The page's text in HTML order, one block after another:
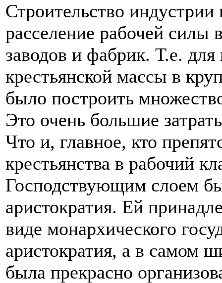
Строительство индустрии
расселение рабочей силы
заводов и фабрик. Т.е.
крестьянской массы в
было построить
Это очень большие
Что и, главное, кто
крестьянства в рабочий
Господствующим слоем
аристократия. Ей
виде монархического
аристократия, а в самом
была прекрасно